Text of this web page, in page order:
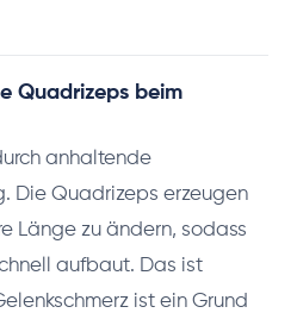
Quadrizeps beim
anhaltende
Die Quadrizeps erzeugen
Länge zu ändern, sodass
aufbaut. Das ist
ist ein Grund